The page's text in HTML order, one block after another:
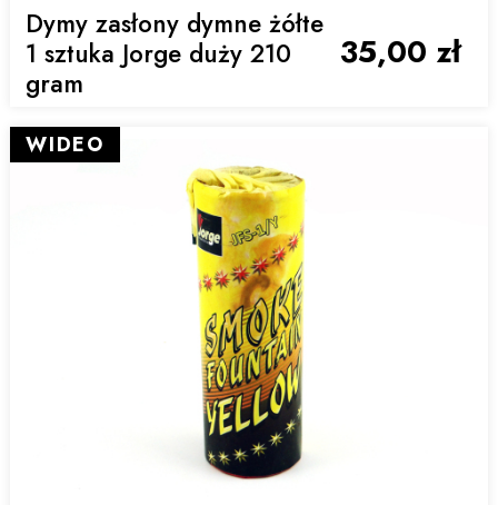
Dymy zasłony dymne żółte
1 sztuka Jorge duży 210
gram
35,00 zł
WIDEO